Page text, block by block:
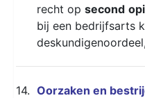
recht op second
bij een bedrijfsarts
deskundigenoordeel,
14. Oorzaken en